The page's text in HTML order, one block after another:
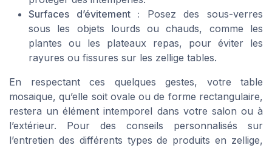
Surfaces d’évitement : Posez des sous-verres
sous les objets lourds ou chauds, comme les
plantes ou les plateaux repas, pour éviter les
rayures ou fissures sur les zellige tables.
En respectant ces quelques gestes, votre table
mosaique, qu’elle soit ovale ou de forme rectangulaire,
restera un élément intemporel dans votre salon ou à
l’extérieur. Pour des conseils personnalisés sur
l’entretien des différents types de produits en zellige,